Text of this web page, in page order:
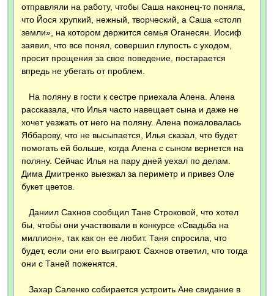
отправляли на работу, чтобы Саша наконец-то поняла,
что Йося хрупкий, нежный, творческий, а Саша «столп
земли», на котором держится семья Оганесян. Иосиф
заявил, что все понял, совершил глупость с уходом,
просит прощения за свое поведение, постарается
впредь не убегать от проблем.
На поляну в гости к сестре приехала Алена. Алена
рассказала, что Илья часто навещает сына и даже не
хочет уезжать от него на поляну. Алена пожаловалась
Яббарову, что не высыпается, Илья сказал, что будет
помогать ей больше, когда Алена с сыном вернется на
поляну. Сейчас Илья на пару дней уехал по делам.
Дима Дмитренко выезжал за периметр и привез Оле
букет цветов.
Даниил Сахнов сообщил Тане Строковой, что хотел
бы, чтобы они участвовали в конкурсе «Свадьба на
миллион», так как он ее любит. Таня спросила, что
будет, если они его выиграют. Сахнов ответил, что тогда
они с Таней поженятся.
Захар Саленко собирается устроить Ане свидание в